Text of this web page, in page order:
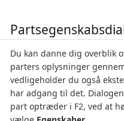
Du kan danne dig overblik
parters oplysninger
vedligeholder du også
har adgang til det.
part optræder i F2, ved at